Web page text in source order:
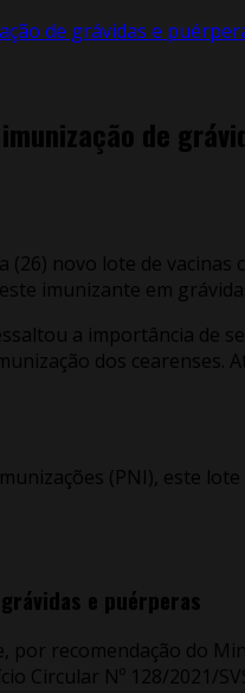
de grávidas e
de
novo lote de
imunizante em
a importância de
dos cearenses.
(PNI), este
e puérperas
por recomendação do
Circular Nº 128/2021/